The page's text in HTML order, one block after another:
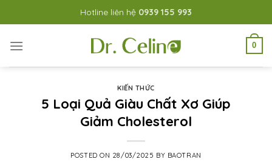
to
Hotline liên hệ 0939 155 993
0
KIẾN THỨC
5 Loại Quả Giàu Chất Xơ Giúp
Giảm Cholesterol
POSTED ON 28/03/2025 BY BAOTRAN